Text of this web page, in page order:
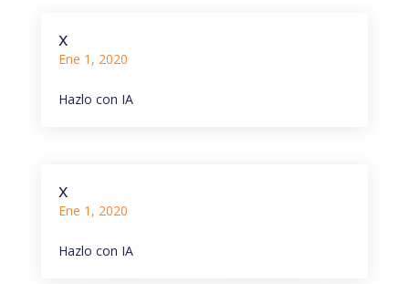
x
Ene 1, 2020
Hazlo con IA
x
Ene 1, 2020
Hazlo con IA